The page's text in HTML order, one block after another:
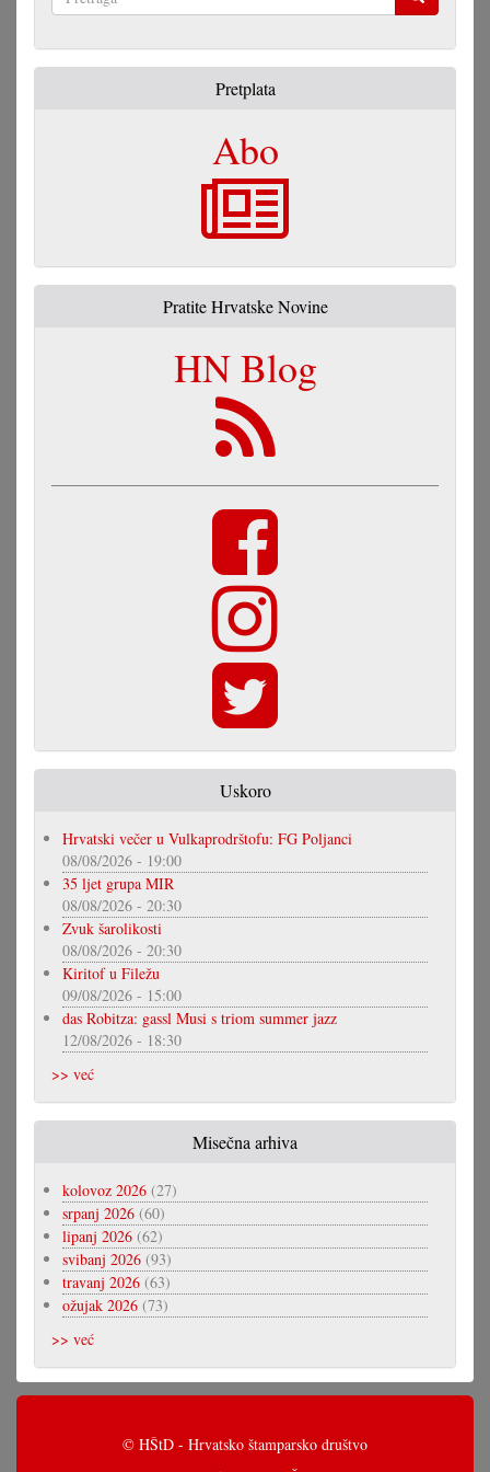
Pretplata
Abo
Pratite Hrvatske Novine
HN Blog
Uskoro
Hrvatski večer u Vulkaprodrštofu: FG Poljanci
08/08/2026 - 19:00
35 ljet grupa MIR
08/08/2026 - 20:30
Zvuk šarolikosti
08/08/2026 - 20:30
Kiritof u Filežu
09/08/2026 - 15:00
das Robitza: gassl Musi s triom summer jazz
12/08/2026 - 18:30
>> već
Misečna arhiva
kolovoz 2026 (27)
srpanj 2026 (60)
lipanj 2026 (62)
svibanj 2026 (93)
travanj 2026 (63)
ožujak 2026 (73)
>> već
© HŠtD - Hrvatsko štamparsko društvo